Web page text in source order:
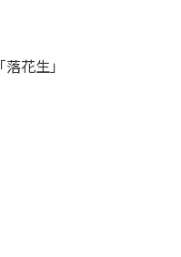
花生」